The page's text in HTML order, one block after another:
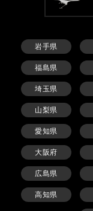
岩手県
福島県
埼玉県
山梨県
愛知県
大阪府
広島県
高知県